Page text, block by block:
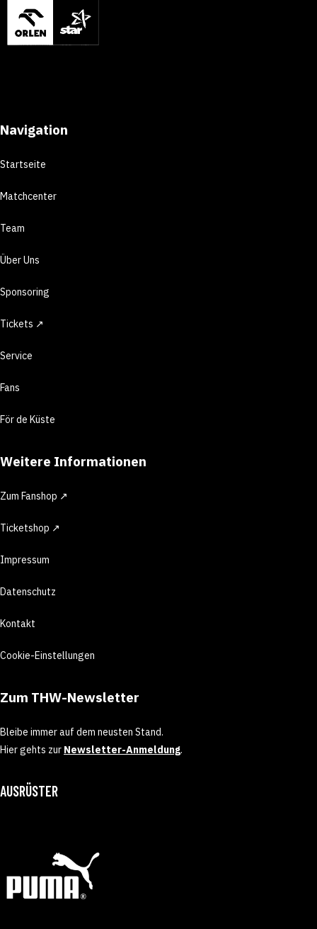
Navigation
Startseite
Matchcenter
Team
Über Uns
Sponsoring
Tickets ↗
Service
Fans
För de Küste
Weitere Informationen
Zum Fanshop ↗
Ticketshop ↗
Impressum
Datenschutz
Kontakt
Cookie-Einstellungen
Zum THW-Newsletter
Bleibe immer auf dem neusten Stand.
Hier gehts zur Newsletter-Anmeldung.
AUSRÜSTER